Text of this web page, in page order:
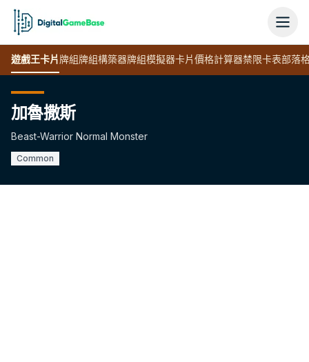
遊戲王卡片牌組牌組構築器牌組模擬器卡片價格計算器禁限卡表部落
加魯撒斯
Beast-Warrior Normal Monster
Common